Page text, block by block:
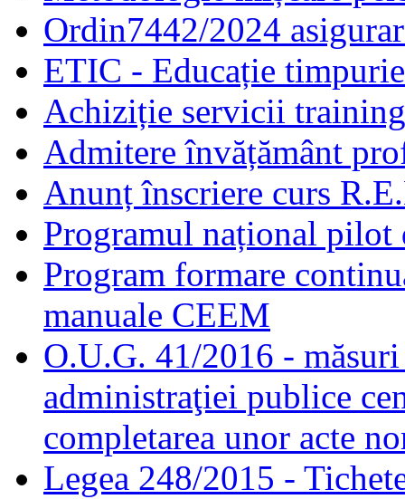
Ordin7442/2024
ETIC - Educație
Achiziție servicii
Admitere învățământ
Anunț înscriere curs
Programul național pilot
Program formare
manuale CEEM
O.U.G. 41/2016 -
administraţiei publice
completarea unor acte
Legea 248/2015 -